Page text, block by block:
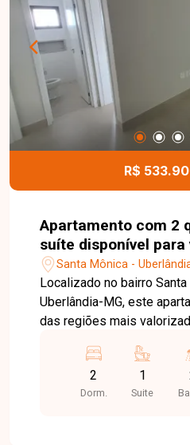
R$
Apartamento com 2
suíte disponível para
Santa Mônica em
Santa Mônica -
Localizado no bairro
Uberlândia-MG, este
das regiões mais
às principais vias e
universidades,
farmácias, restaurantes e
2
Dorm.
1
Suite